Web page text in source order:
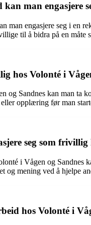
man engasjere
man engasjere seg i en
til å bidra på en måte
hos Volonté i
Sandnes kan man ta
opplæring før man
seg som
i Vågen og Sandnes
og mening ved å hjelpe
hos Volonté i